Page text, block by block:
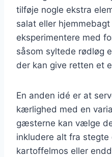
tilføje nogle ekstra
salat eller
eksperimentere med
såsom syltede rødløg
der kan give retten et
En anden idé er at
kærlighed med en
gæsterne kan vælge
inkludere alt fra stegte
kartoffelmos eller